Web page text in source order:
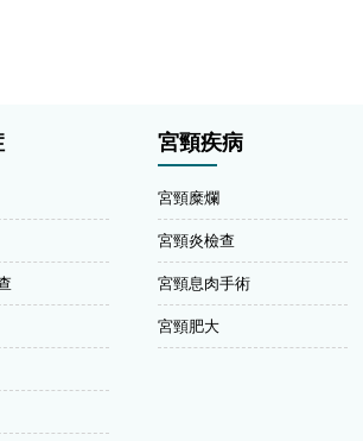
宮頸疾病
宮頸糜爛
宮頸炎檢查
宮頸息肉手術
宮頸肥大